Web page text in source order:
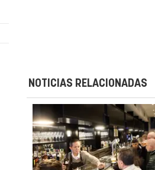
NOTICIAS RELACIONADAS